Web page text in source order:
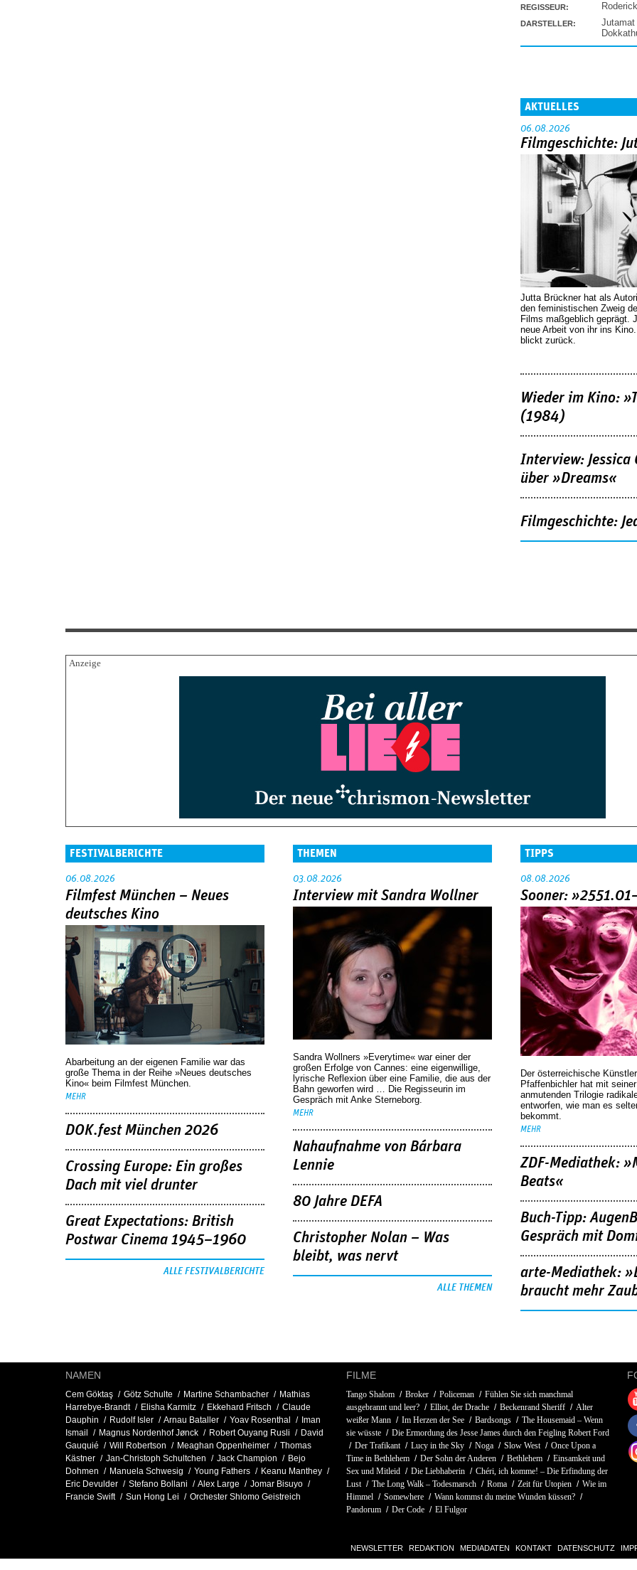
REGISSEUR:
DARSTELLER:
Jutamat
AKTUELLES
06.08.2026
Filmgeschichte:
Jutta Brückner hat als
den feministischen Zweig
Films maßgeblich geprägt.
neue Arbeit von ihr ins
blickt zurück.
Wieder im Kino:
(1984)
Interview: Jessica
über »Dreams«
Filmgeschichte:
FESTIVALBERICHTE
06.08.2026
Filmfest München – Neues
deutsches Kino
Abarbeitung an der eigenen Familie war das
große Thema in der Reihe »Neues deutsches
Kino« beim Filmfest München.
MEHR
DOK.fest München 2026
Crossing Europe: Ein großes
Dach mit viel drunter
Great Expectations: British
Postwar Cinema 1945–1960
ALLE FESTIVALBERICHTE
THEMEN
03.08.2026
Interview mit Sandra Wollner
Sandra Wollners »Everytime« war einer der
großen Erfolge von Cannes: eine eigenwillige,
lyrische Reflexion über eine ­Familie, die aus der
Bahn geworfen wird … Die Regisseurin im
Gespräch mit Anke Sterneborg.
MEHR
Nahaufnahme von Bárbara
Lennie
80 Jahre DEFA
Christopher Nolan – Was
bleibt, was nervt
ALLE THEMEN
TIPPS
08.08.2026
Sooner:
Der österreichische
Pfaffenbichler hat mit
anmutenden Trilogie
entworfen, wie man es
bekommt.
MEHR
ZDF-Mediathek:
Beats«
Buch-Tipp:
Gespräch mit
arte-Mediathek:
braucht mehr
NAMEN
Cem Göktaş Götz Schulte Martine Schambacher
Mathias
Harrebye-Brandt
Elisha Karmitz Ekkehard Fritsch
Claude
Dauphin
Rudolf Isler Arnau Bataller Yoav Rosenthal
Iman
Ismail
Magnus Nordenhof Jønck Robert Ouyang Rusli
David
Gauquié
Will Robertson Meaghan Oppenheimer
Thomas
Kästner
Jan-Christoph Schultchen Jack Champion
Bejo
Dohmen
Manuela Schwesig Young Fathers
Keanu Manthey
Eric Devulder
Stefano Bollani Alex Large
Jomar Bisuyo
Francie Swift
Sun Hong Lei Orchester Shlomo Geistreich
FILME
Tango Shalom Broker Policeman
Fühlen Sie sich manchmal
ausgebrannt und leer?
Elliot, der Drache Beckenrand Sheriff
Alter
weißer Mann
Im Herzen der See Bardsongs
The Housemaid – Wenn
sie wüsste
Die Ermordung des Jesse James durch den Feigling Robert Ford
Der Trafikant
Lucy in the Sky Noga Slow West
Once Upon a
Time in Bethlehem
Der Sohn der Anderen Bethlehem
Einsamkeit und
Sex und Mitleid
Die Liebhaberin
Chéri, ich komme! – Die Erfindung der
Lust
The Long Walk – Todesmarsch Roma Zeit für Utopien
Wie im
Himmel
Somewhere
Wann kommst du meine Wunden küssen?
Pandorum
Der Code El Fulgor
NEWSLETTER REDAKTION MEDIADATEN KONTAKT DATENSCHUTZ